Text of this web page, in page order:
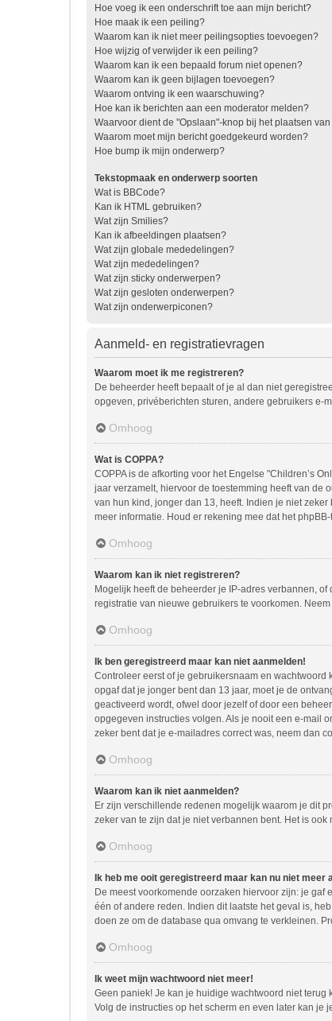
Hoe voeg ik een onderschrift toe aan mijn bericht?
Hoe maak ik een peiling?
Waarom kan ik niet meer peilingsopties toevoegen?
Hoe wijzig of verwijder ik een peiling?
Waarom kan ik een bepaald forum niet openen?
Waarom kan ik geen bijlagen toevoegen?
Waarom ontving ik een waarschuwing?
Hoe kan ik berichten aan een moderator melden?
Waarvoor dient de "Opslaan"-knop bij het plaatsen
Waarom moet mijn bericht goedgekeurd worden?
Hoe bump ik mijn onderwerp?
Tekstopmaak en onderwerp soorten
Wat is BBCode?
Kan ik HTML gebruiken?
Wat zijn Smilies?
Kan ik afbeeldingen plaatsen?
Wat zijn globale mededelingen?
Wat zijn mededelingen?
Wat zijn sticky onderwerpen?
Wat zijn gesloten onderwerpen?
Wat zijn onderwerpiconen?
Aanmeld- en registratievragen
Waarom moet ik me registreren?
De beheerder heeft bepaalt of je al dan niet
opgeven, privéberichten sturen, andere gebruikers e-
Omhoog
Wat is COPPA?
COPPA is de afkorting voor het Engelse "Children’s
jaar verzamelt, hiervoor de toestemming heeft van de
van hun kind, jonger dan 13, heeft. Indien je niet
meer informatie. Houd er rekening mee dat het
Omhoog
Waarom kan ik niet registreren?
Mogelijk heeft de beheerder je IP-adres verbannen,
registratie van nieuwe gebruikers te voorkomen.
Omhoog
Ik ben geregistreerd maar kan niet aanmelden!
Controleer eerst of je gebruikersnaam en
opgaf dat je jonger bent dan 13 jaar, moet je de
geactiveerd wordt, ofwel door jezelf of door een
opgegeven instructies volgen. Als je nooit een e-mail
zeker bent dat je e-mailadres correct was, neem dan
Omhoog
Waarom kan ik niet aanmelden?
Er zijn verschillende redenen mogelijk waarom je dit
zeker van te zijn dat je niet verbannen bent. Het is
Omhoog
Ik heb me ooit geregistreerd maar kan nu niet meer
De meest voorkomende oorzaken hiervoor zijn: je
één of andere reden. Indien dit laatste het geval is,
doen ze om de database qua omvang te verkleinen.
Omhoog
Ik weet mijn wachtwoord niet meer!
Geen paniek! Je kan je huidige wachtwoord niet
Volg de instructies op het scherm en even later kan je